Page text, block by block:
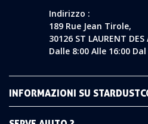
Indirizzo :
189 Rue Jean Tirole,
30126 ST LAURENT DES
Dalle 8:00 Alle 16:00
INFORMAZIONI SU